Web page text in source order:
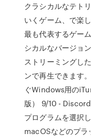
クラシカルなテト
いくゲーム、で楽
最も代表するゲー
シカルなバージョ
ストリーミングし
ンで再生できます
ぐWindows用の
版） 9/10 -
プログラムを選択
macOSなどのプラ